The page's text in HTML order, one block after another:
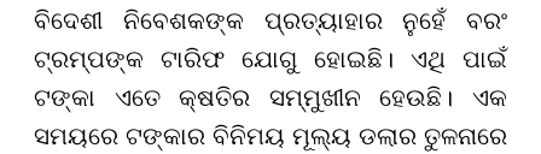
ବିଦେଶୀ ନିବେଶକଙ୍କ ପ୍ରତ୍ୟାହାର ନୁହେଁ ବରଂ
ଟ୍ରମ୍ପଙ୍କ ଟାରିଫ ଯୋଗୁ ହୋଇଛି। ଏଥି ପାଇଁ
ଟଙ୍କା ଏତେ କ୍ଷତିର ସମ୍ମୁଖୀନ ହେଉଛି। ଏକ
ସମୟରେ ଟଙ୍କାର ବିନିମୟ ମୂଲ୍ୟ ଡଲାର ତୁଳନାରେ